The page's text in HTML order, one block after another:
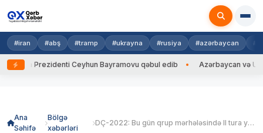
#iran #abş #tramp #ukrayna #rusiya #azərbaycan
Prezidenti Ceyhun Bayramovu qəbul edib Azərbaycan və
Ana
Səhifə
Bölgə
xəbərləri
DÇ-2022: Bu gün qrup mərhələsində II tura yekun vurulacaq